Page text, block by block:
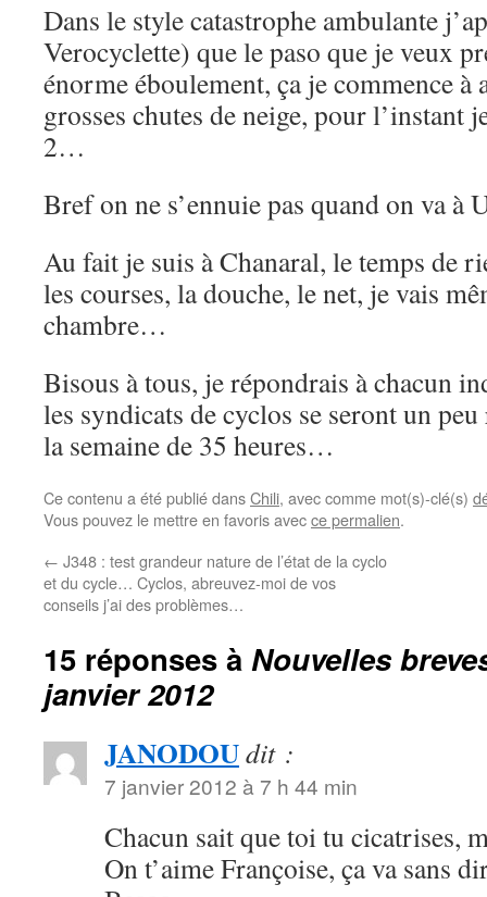
Dans le style catastrophe ambulante
Verocyclette) que le paso que je veux
énorme éboulement, ça je commence
grosses chutes de neige, pour l’instant
2…
Bref on ne s’ennuie pas quand on va à
Au fait je suis à Chanaral, le temps de
les courses, la douche, le net, je vais
chambre…
Bisous à tous, je répondrais à chacun
les syndicats de cyclos se seront un
la semaine de 35 heures…
Ce contenu a été publié dansChili, avec comme mot(s)-clé(s)
Vous pouvez le mettre en favoris avecce permalien.
← J348 : test grandeur nature de l’état de la cyclo
et du cycle… Cyclos, abreuvez-moi de vos
conseils j’ai des problèmes…
15 réponses à Nouvelles
janvier 2012
JANODOUdit :
7 janvier 2012 à 7 h 44 min
Chacun sait que toi tu cicatrises,
On t’aime Françoise, ça va sans